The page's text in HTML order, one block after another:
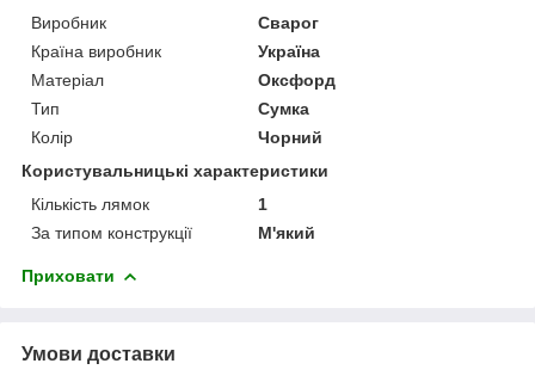
Виробник
Сварог
Країна виробник
Україна
Матеріал
Оксфорд
Тип
Сумка
Колір
Чорний
Користувальницькі характеристики
Кількість лямок
1
За типом конструкції
М'який
Приховати
Умови доставки